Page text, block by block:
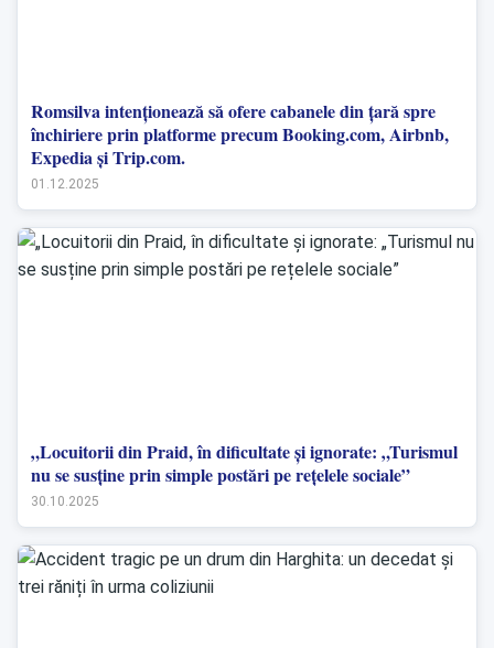
Romsilva intenționează să ofere cabanele din țară spre
închiriere prin platforme precum Booking.com, Airbnb,
Expedia și Trip.com.
01.12.2025
„Locuitorii din Praid, în dificultate și ignorate: „Turismul
nu se susține prin simple postări pe rețelele sociale”
30.10.2025